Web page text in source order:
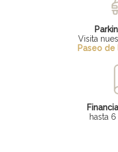
Visita
Paseo de
hasta